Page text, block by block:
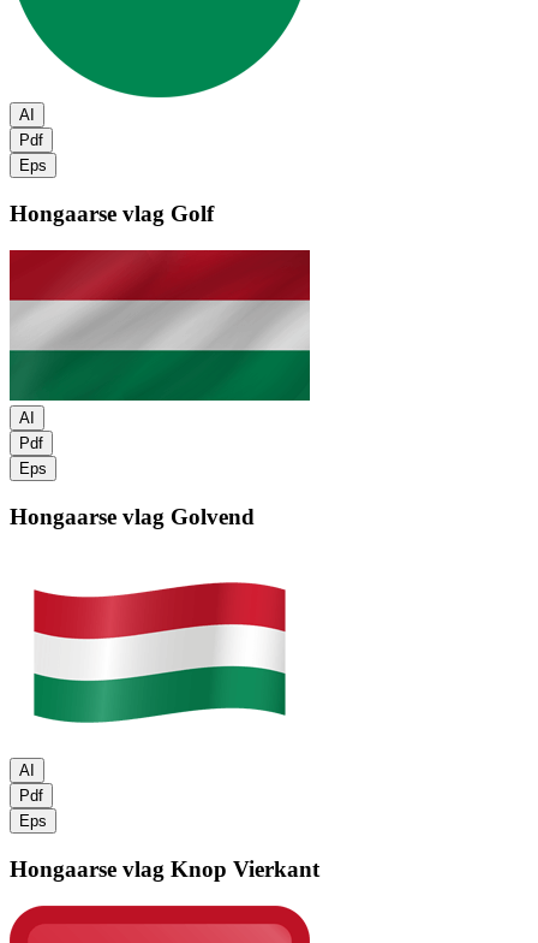
AI
Pdf
Eps
Hongaarse vlag Golf
AI
Pdf
Eps
Hongaarse vlag Golvend
AI
Pdf
Eps
Hongaarse vlag Knop Vierkant